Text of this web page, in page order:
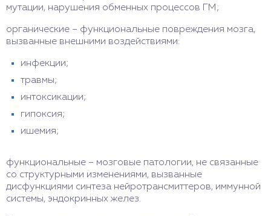
мутации, нарушения обменных процессов ГМ;
органические – функциональные повреждения мозга,
вызванные внешними воздействиями:
инфекции;
травмы;
интоксикации;
гипоксия;
ишемия;
функциональные – мозговые патологии, не связанные
со структурными изменениями, вызванные
дисфункциями синтеза нейротрансмиттеров, иммунной
системы, эндокринных желез.